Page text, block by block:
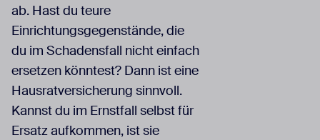
ab. Hast du teure
Einrichtungsgegenstände, die
du im Schadensfall nicht einfach
ersetzen könntest? Dann ist eine
Hausratversicherung sinnvoll.
Kannst du im Ernstfall selbst für
Ersatz aufkommen, ist sie